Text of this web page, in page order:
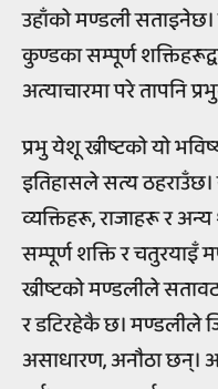
उहाँको मण्डली सताइनेछ।
कुण्डका सम्पूर्ण
अत्याचारमा परे तापनि
प्रभु येशू ख्रीष्टको यो
इतिहासले सत्य
व्यक्तिहरू, राजाहरू र
सम्पूर्ण शक्ति र चतुरयाइँ
ख्रीष्टको मण्डलीले
र डटिरहेकै छ। मण्डलीले
असाधारण, अनौठा छन्।